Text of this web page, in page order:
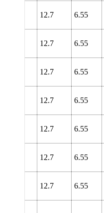
12.7 6.55
12.7 6.55
12.7 6.55
12.7 6.55
12.7 6.55
12.7 6.55
12.7 6.55